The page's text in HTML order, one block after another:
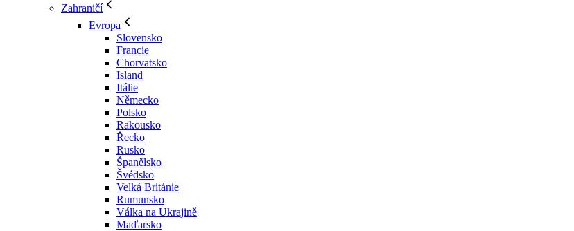
Zahraničí
Evropa
Slovensko
Francie
Chorvatsko
Island
Itálie
Německo
Polsko
Rakousko
Řecko
Rusko
Španělsko
Švédsko
Velká Británie
Rumunsko
Válka na Ukrajině
Maďarsko